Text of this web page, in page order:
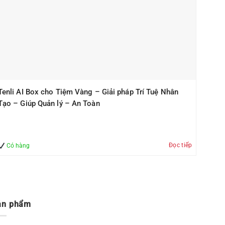
AI Box cho Tiệm Vàng – Giải pháp Trí Tuệ Nhân
– Giúp Quản lý – An Toàn
Có hàng Đọc tiếp
phẩm